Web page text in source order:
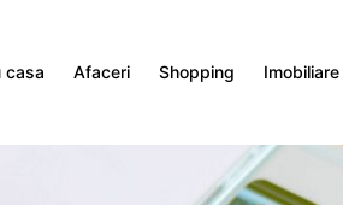
casa Afaceri Shopping Imobiliare